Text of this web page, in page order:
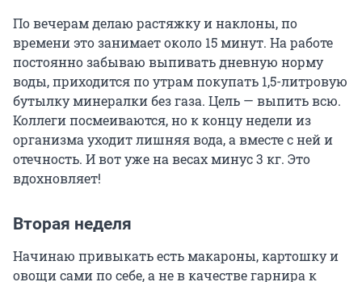
По вечерам делаю растяжку и наклоны, по
времени это занимает около 15 минут. На работе
постоянно забываю выпивать дневную норму
воды, приходится по утрам покупать 1,5-литровую
бутылку минералки без газа. Цель — выпить всю.
Коллеги посмеиваются, но к концу недели из
организма уходит лишняя вода, а вместе с ней и
отечность. И вот уже на весах минус 3 кг. Это
вдохновляет!
Вторая неделя
Начинаю привыкать есть макароны, картошку и
овощи сами по себе, а не в качестве гарнира к